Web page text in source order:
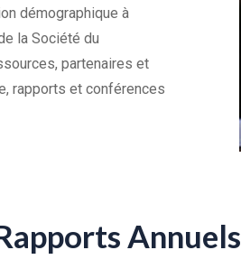
démographique à
la Société du
partenaires et
rapports et conférences
Annuels